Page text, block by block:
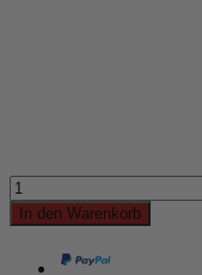
In den Warenkorb